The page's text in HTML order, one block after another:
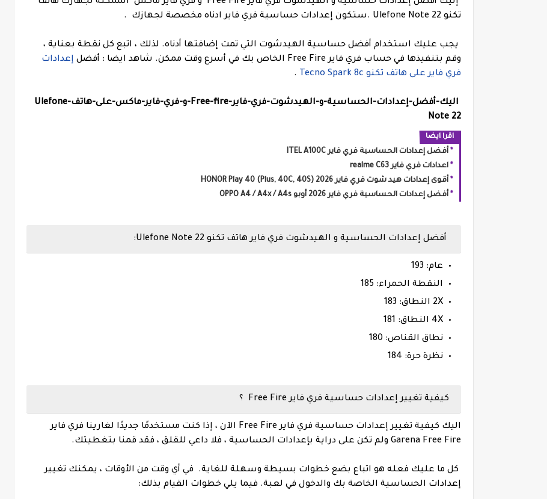
تكنو Ulefone Note 22 .
ستكون إعدادات حساسية فري فاير ادناه مخصصة لجهازك .
يجب عليك استخدام أفضل حساسية الهيدشوت التي تمت إضافتها أدناه. لذلك ، اتبع كل نقطة بعناية ،
وقم بتنفيذها في حساب فري فاير Free Fire الخاص بك في أسرع وقت ممكن.
شاهد ايضا : أفضل إعدادات
فري فاير على هاتف تكنو Tecno Spark 8c
.
اليك-أفضل-إعدادات-الحساسية-و-الهيدشوت-فري-فاير-Free-fire-و-فري-فاير-ماكس-على-هاتف-
Ulefone
Note 22
اقرا ايضا
أفضل إعدادات الحساسية فري فاير ITEL A100C
اعدادات فري فاير realme C63
أقوى إعدادات هيد شوت فري فاير 2026 HONOR Play 40 (Plus, 40C, 40S)
أفضل إعدادات الحساسية فري فاير 2026 أوبو OPPO A4 / A4x / A4s
أفضل إعدادات الحساسية و الهيدشوت فري فاير هاتف تكنو Ulefone Note 22:
عام: 193
النقطة الحمراء: 185
2X النطاق: 183
4X النطاق: 181
نطاق القناص: 180
نظرة حرة: 184
كيفية تغيير إعدادات حساسية فري فاير Free Fire ؟
اليك
كيفية تغيير إعدادات حساسية فري فاير Free Fire الآن ، إذا كنت مستخدمًا جديدًا لغارينا فري فاير
Garena Free Fire ولم تكن على دراية بإعدادات الحساسية ، فلا داعي للقلق ، فقد قمنا بتغطيتك.
كل ما عليك فعله هو اتباع بضع خطوات بسيطة وسهلة للغاية.
في أي وقت من الأوقات ، يمكنك تغيير
إعدادات الحساسية الخاصة بك والدخول في لعبة. فيما يلي خطوات القيام بذلك: